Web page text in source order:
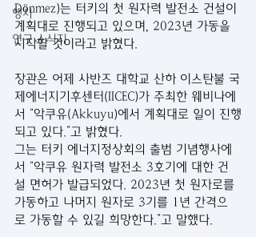
행사
연구 소식지
Dönmez)는 터키의 첫 원자력 발전소 건설이
계획대로 진행되고 있으며, 2023년 가동을
시작할 것이라고 밝혔다.
장관은 어제 사반즈 대학교 산하 이스탄불 국
제에너지기후센터(IICEC)가 주최한 웨비나에
서 “악쿠유(Akkuyu)에서 계획대로 일이 진행
되고 있다.”고 밝혔다.
그는 터키 에너지정상회의 출범 기념행사에
서 “악쿠유 원자력 발전소 3호기에 대한 건
설 면허가 발급되었다. 2023년 첫 원자로를
가동하고 나머지 원자로 3기를 1년 간격으
로 가동할 수 있길 희망한다.”고 말했다.